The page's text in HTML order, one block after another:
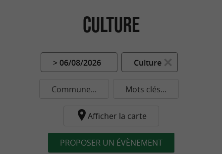
Culture
> 06/08/2026 Culture
Commune... Mots clés...
Afficher la carte
PROPOSER UN ÉVÈNEMENT